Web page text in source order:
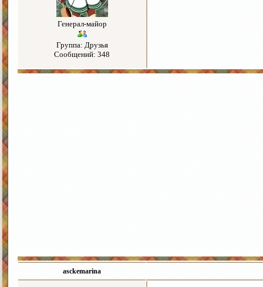
Генерал-майор
Группа: Друзья
Сообщений: 348
asckemarina